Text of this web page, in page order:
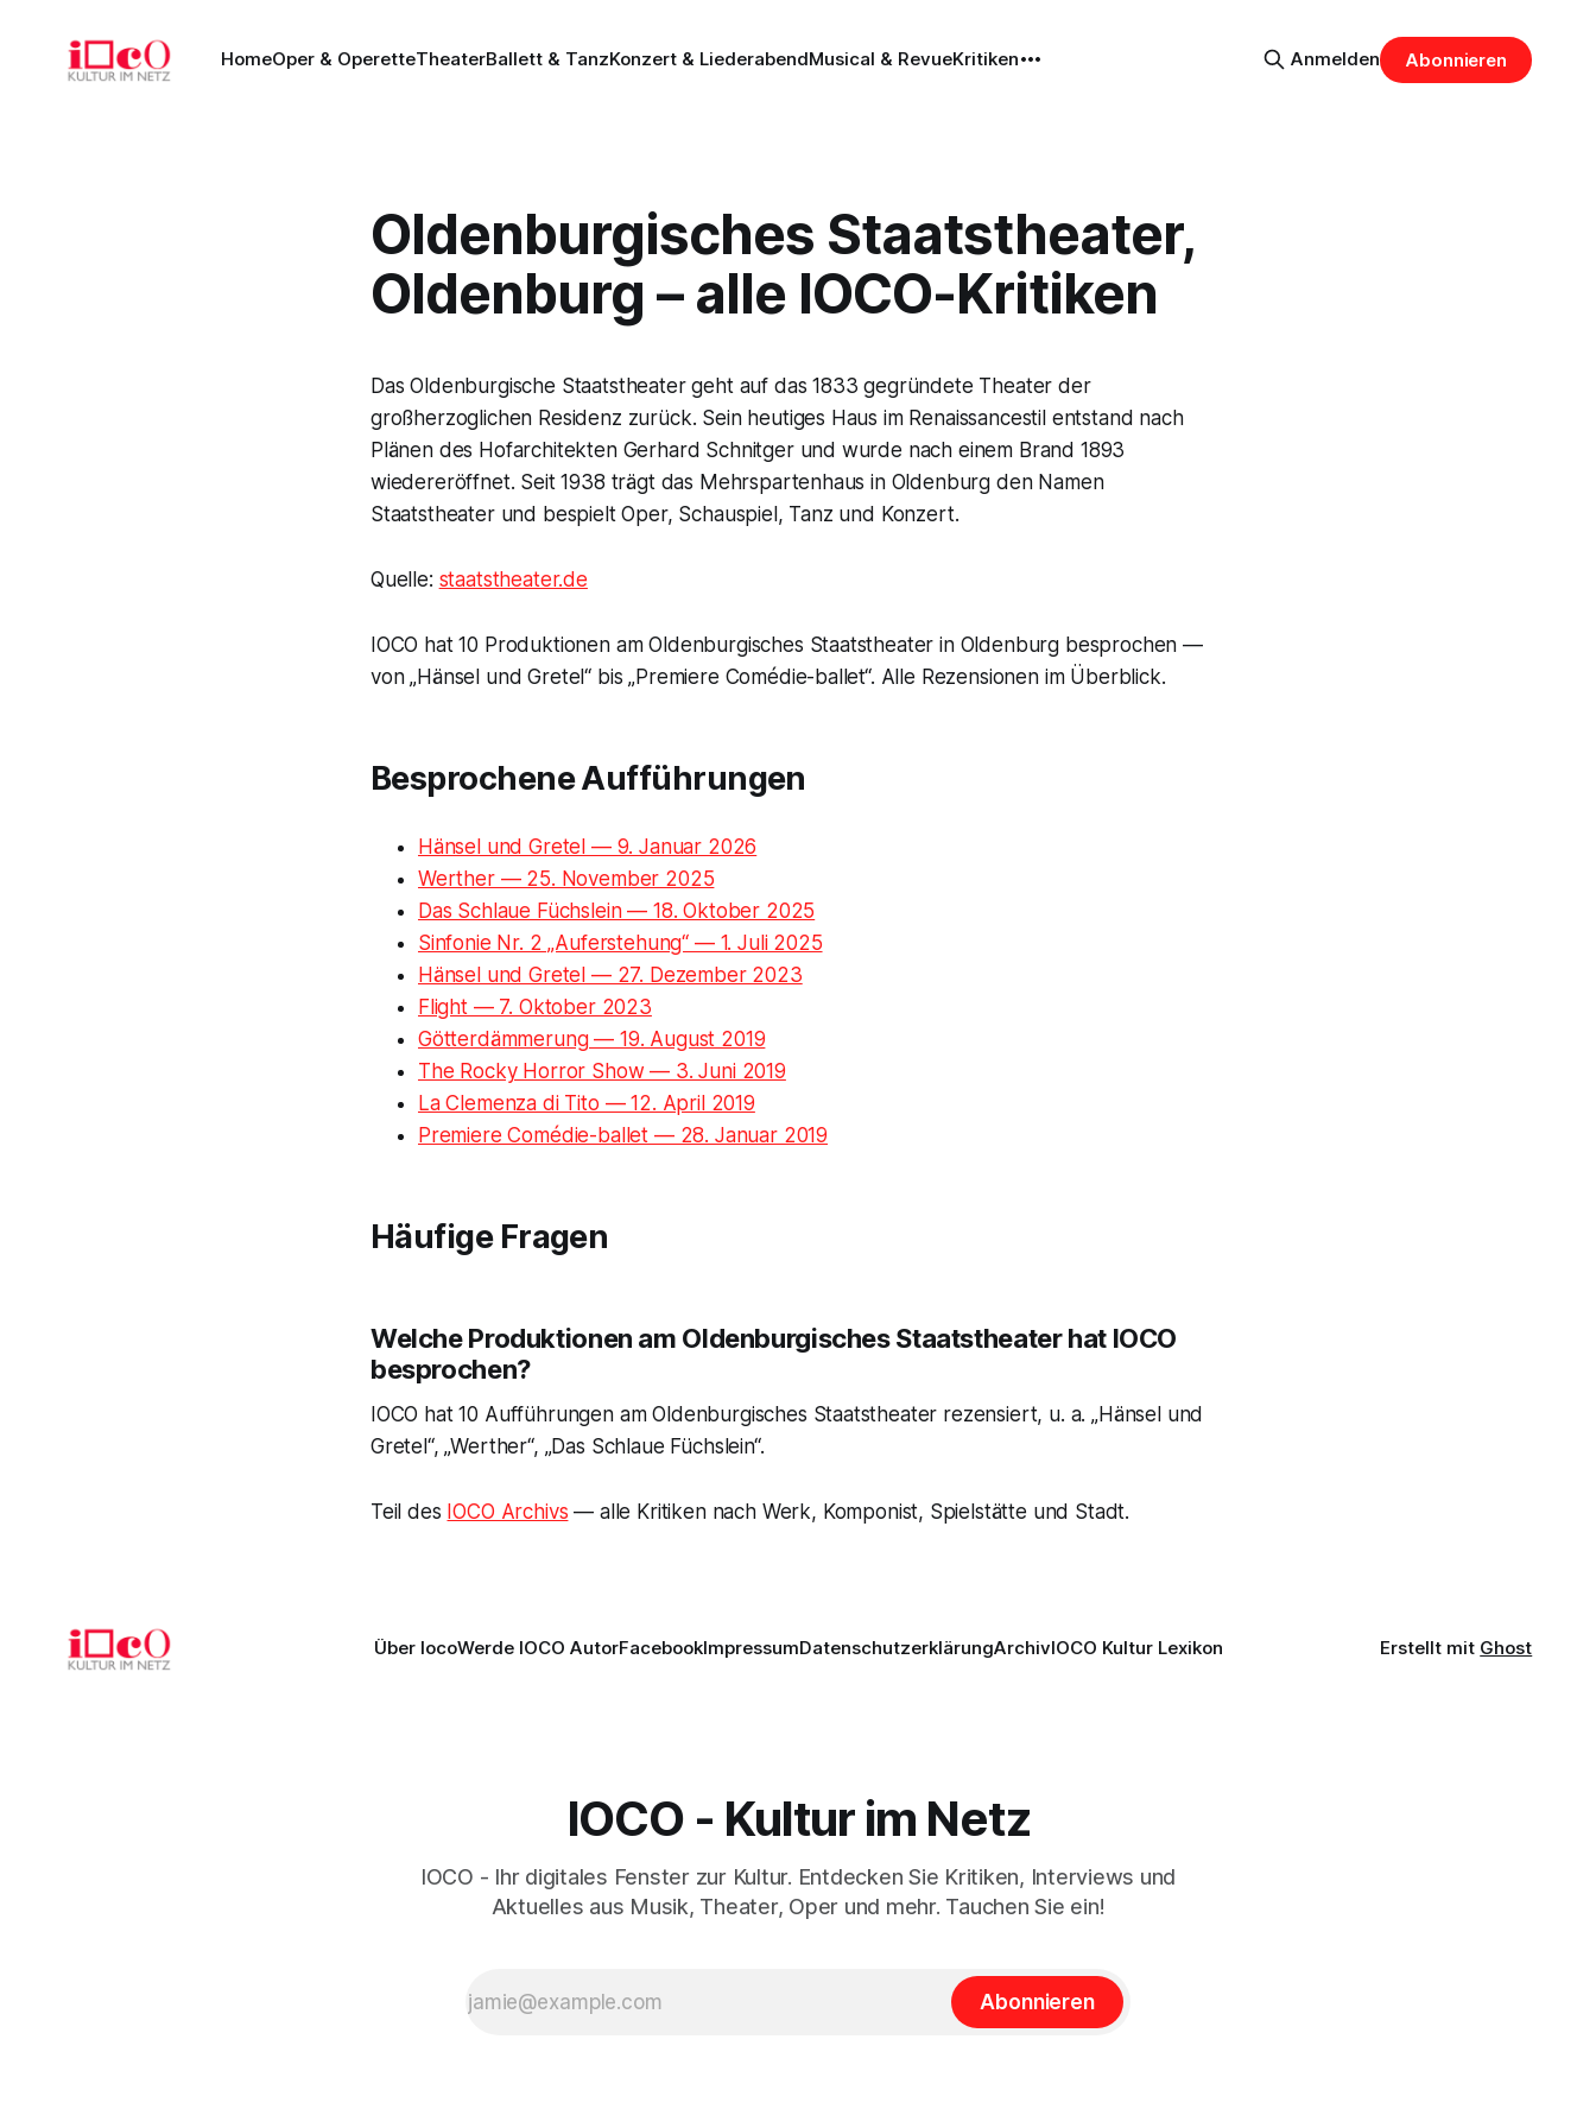
HomeOper & OperetteTheaterBallett & TanzKonzert & LiederabendMusical & RevueKritiken Anmelden Abonnieren
Oldenburgisches Staatstheater,
Oldenburg – alle IOCO-Kritiken
Das Oldenburgische Staatstheater geht auf das 1833 gegründete Theater der
großherzoglichen Residenz zurück. Sein heutiges Haus im Renaissancestil entstand nach
Plänen des Hofarchitekten Gerhard Schnitger und wurde nach einem Brand 1893
wiedereröffnet. Seit 1938 trägt das Mehrspartenhaus in Oldenburg den Namen
Staatstheater und bespielt Oper, Schauspiel, Tanz und Konzert.
Quelle: staatstheater.de
IOCO hat 10 Produktionen am Oldenburgisches Staatstheater in Oldenburg besprochen —
von „Hänsel und Gretel“ bis „Premiere Comédie-ballet“. Alle Rezensionen im Überblick.
Besprochene Aufführungen
Hänsel und Gretel — 9. Januar 2026
Werther — 25. November 2025
Das Schlaue Füchslein — 18. Oktober 2025
Sinfonie Nr. 2 „Auferstehung“ — 1. Juli 2025
Hänsel und Gretel — 27. Dezember 2023
Flight — 7. Oktober 2023
Götterdämmerung — 19. August 2019
The Rocky Horror Show — 3. Juni 2019
La Clemenza di Tito — 12. April 2019
Premiere Comédie-ballet — 28. Januar 2019
Häufige Fragen
Welche Produktionen am Oldenburgisches Staatstheater hat IOCO
besprochen?
IOCO hat 10 Aufführungen am Oldenburgisches Staatstheater rezensiert, u. a. „Hänsel und
Gretel“, „Werther“, „Das Schlaue Füchslein“.
Teil des IOCO Archivs — alle Kritiken nach Werk, Komponist, Spielstätte und Stadt.
Über IocoWerde IOCO AutorFacebookImpressumDatenschutzerklärungArchivIOCO Kultur Lexikon Erstellt mit Ghost
IOCO - Kultur im Netz
IOCO - Ihr digitales Fenster zur Kultur. Entdecken Sie Kritiken, Interviews und
Aktuelles aus Musik, Theater, Oper und mehr. Tauchen Sie ein!
Abonnieren